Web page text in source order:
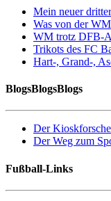
Mein neuer
Was von der
WM trotz DFB-
Trikots des FC
Hart-, Grand-,
BlogsBlogsBlogs
Der
Der Weg zum
Fußball-Links